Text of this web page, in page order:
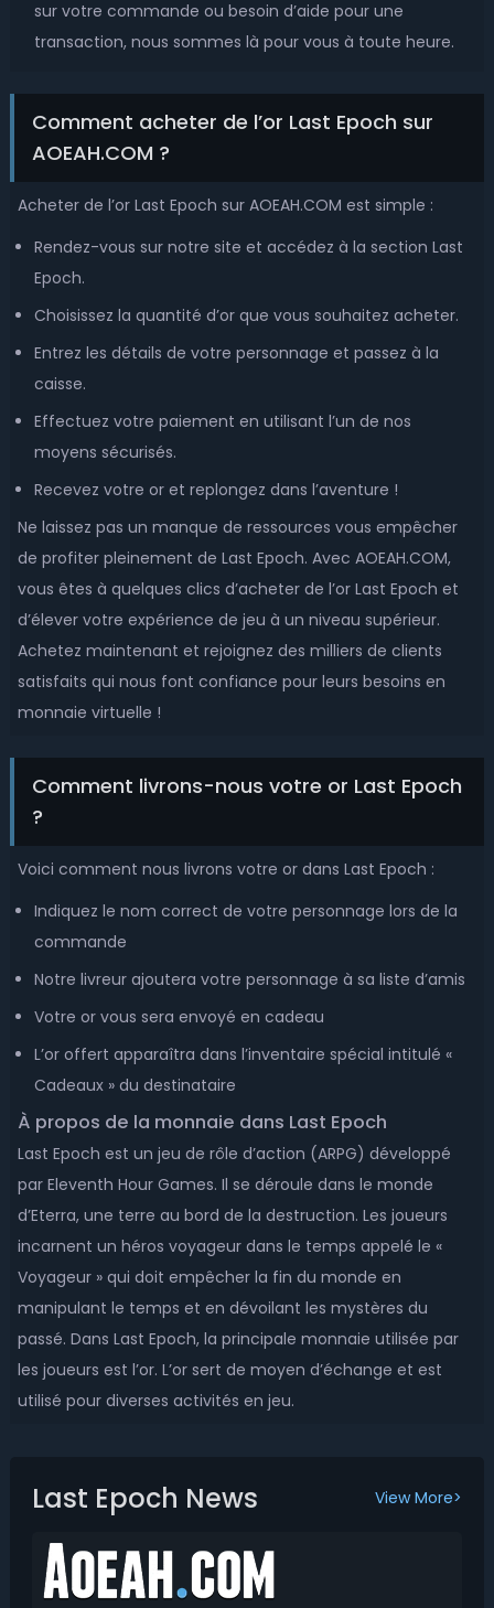
sur votre commande ou besoin d’aide pour une
transaction, nous sommes là pour vous à toute heure.
Comment acheter de l’or Last Epoch sur
AOEAH.COM ?
Acheter de l’or Last Epoch sur AOEAH.COM est simple :
Rendez-vous sur notre site et accédez à la section Last
Epoch.
Choisissez la quantité d’or que vous souhaitez acheter.
Entrez les détails de votre personnage et passez à la
caisse.
Effectuez votre paiement en utilisant l’un de nos
moyens sécurisés.
Recevez votre or et replongez dans l’aventure !
Ne laissez pas un manque de ressources vous empêcher
de profiter pleinement de Last Epoch. Avec AOEAH.COM,
vous êtes à quelques clics d’acheter de l’or Last Epoch et
d’élever votre expérience de jeu à un niveau supérieur.
Achetez maintenant et rejoignez des milliers de clients
satisfaits qui nous font confiance pour leurs besoins en
monnaie virtuelle !
Comment livrons-nous votre or Last Epoch
?
Voici comment nous livrons votre or dans Last Epoch :
Indiquez le nom correct de votre personnage lors de la
commande
Notre livreur ajoutera votre personnage à sa liste d’amis
Votre or vous sera envoyé en cadeau
L’or offert apparaîtra dans l’inventaire spécial intitulé «
Cadeaux » du destinataire
À propos de la monnaie dans Last Epoch
Last Epoch est un jeu de rôle d’action (ARPG) développé
par Eleventh Hour Games. Il se déroule dans le monde
d’Eterra, une terre au bord de la destruction. Les joueurs
incarnent un héros voyageur dans le temps appelé le «
Voyageur » qui doit empêcher la fin du monde en
manipulant le temps et en dévoilant les mystères du
passé. Dans Last Epoch, la principale monnaie utilisée par
les joueurs est l’or. L’or sert de moyen d’échange et est
utilisé pour diverses activités en jeu.
Last Epoch News View More>